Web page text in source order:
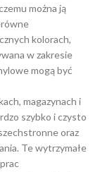
można ją
kolorach,
w zakresie
mogą być
magazynach i
szybko i czysto
oraz
Te wytrzymałe